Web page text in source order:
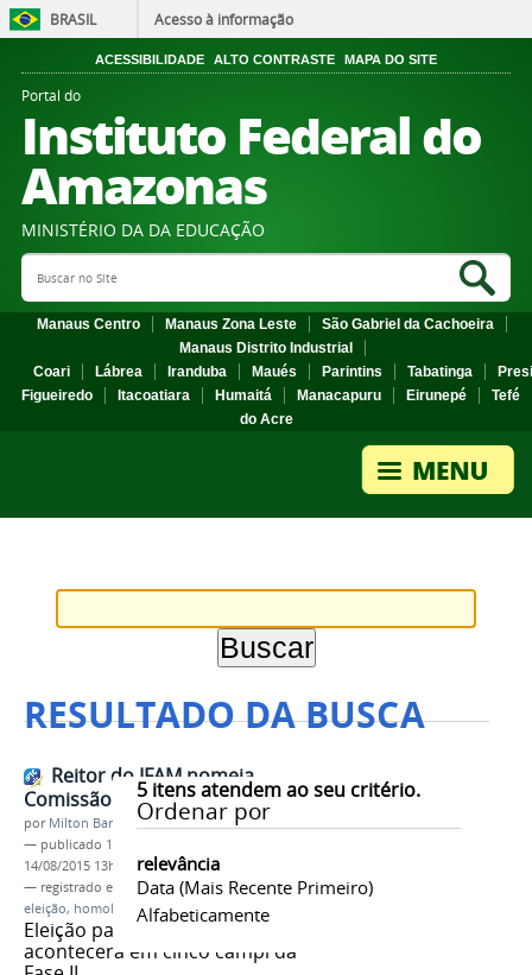
BRASIL Acesso à informação
ACESSIBILIDADE ALTO CONTRASTE MAPA DO SITE
Portal do
Instituto Federal do
Amazonas
MINISTÉRIO DA DA EDUCAÇÃO
Search Site
Manaus Centro Manaus Zona Leste
São Gabriel da Cachoeira
Manaus Distrito Industrial
Coari
Lábrea Iranduba Maués Parintins Tabatinga
Figueiredo
Itacoatiara Humaitá Manacapuru Eirunepé
Tefé
do Acre
RESULTADO DA BUSCA
5itens atendem ao seu critério.
Ordenar por
relevância
Data (mais Recente Primeiro)
Alfabeticamente
Reitor do IFAM nomeia
Comissão Eleitoral Central
por Milton Barros
— publicado 14/08/2015
14/08/2015 13h42
— registrado em:
Comissão eleitoral central,
eleição, homologação, diretores-gerais
Eleição para diretores-gerais
acontecerá em cinco campi da